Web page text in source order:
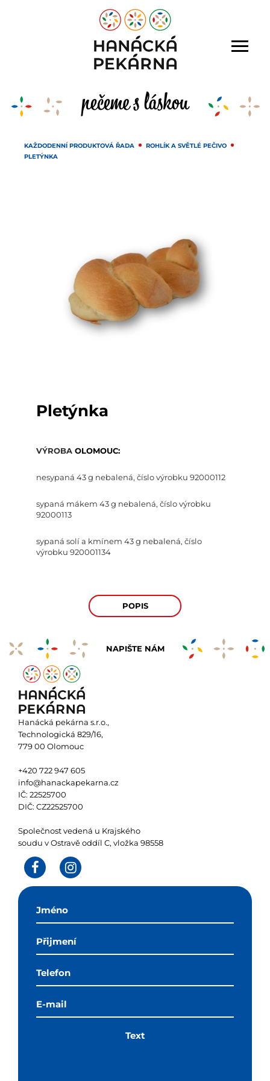
KAŽDODENNÍ PRODUKTOVÁ ŘADA
ROHLÍK A SVĚTLÉ PEČIVO
PLETÝNKA
Pletýnka
VÝROBA OLOMOUC:
nesypaná 43 g nebalená, číslo výrobku 92000112
sypaná mákem 43 g nebalená, číslo výrobku
92000113
sypaná solí a kmínem 43 g nebalená, číslo
výrobku 920001134
POPIS
NAPIŠTE NÁM
Hanácká pekárna s.r.o.,
Technologická 829/16,
779 00 Olomouc
+420 722 947 605
info@hanackapekarna.cz
IČ: 22525700
DIČ: CZ22525700
Společnost vedená u Krajského
soudu v Ostravě oddíl C, vložka 98558